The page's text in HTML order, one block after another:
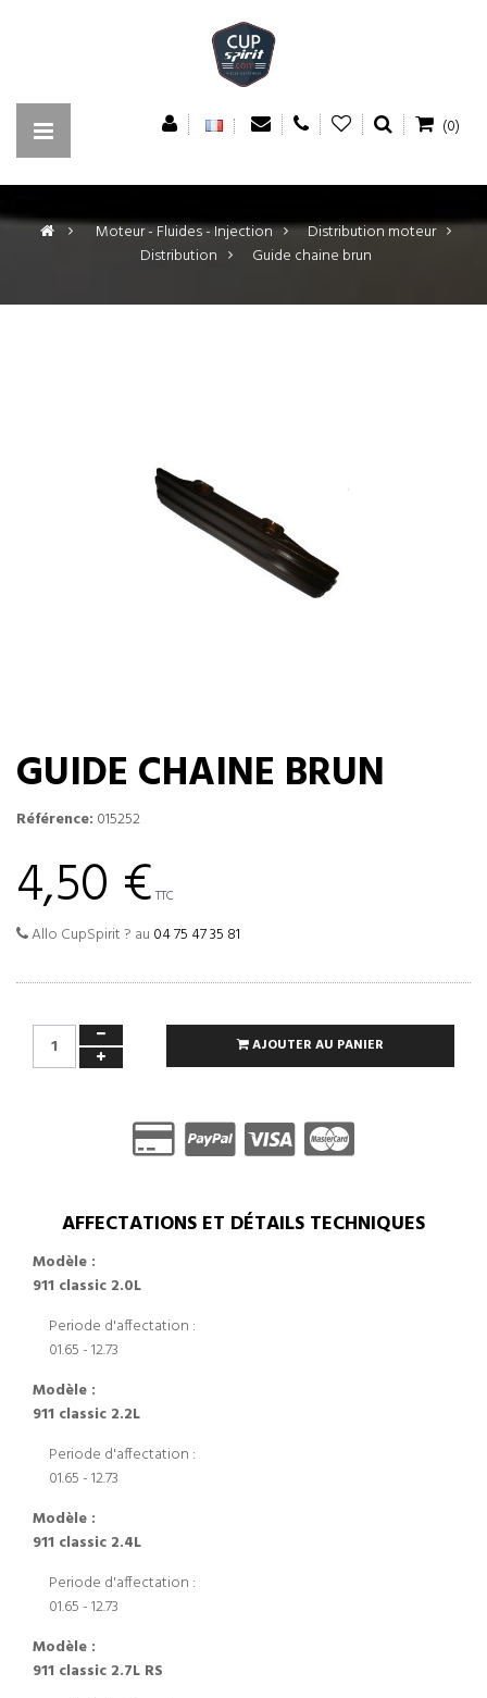
(0)
> Moteur - Fluides - Injection >
Distribution moteur
Distribution > Guide chaine brun
GUIDE CHAINE BRUN
Référence: 015252
4,50 € TTC
Allo CupSpirit ? au 04 75 47 35 81
AJOUTER AU PANIER
AFFECTATIONS ET DÉTAILS TECHNIQUES
Modèle :
911 classic 2.0L
Periode d'affectation :
01.65 - 12.73
Modèle :
911 classic 2.2L
Periode d'affectation :
01.65 - 12.73
Modèle :
911 classic 2.4L
Periode d'affectation :
01.65 - 12.73
Modèle :
911 classic 2.7L RS